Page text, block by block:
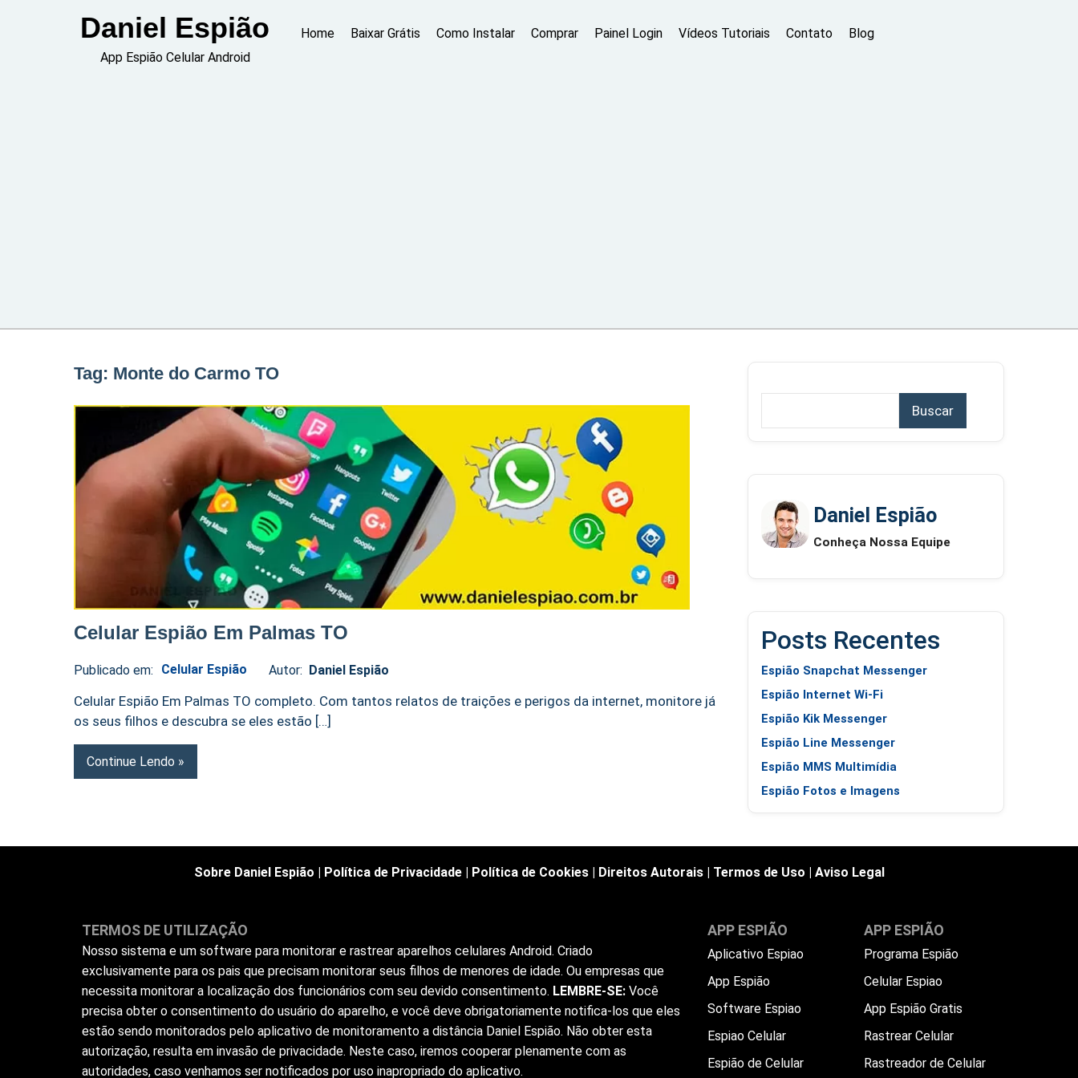
Daniel Espião
App Espião Celular Android
Home Baixar Grátis Como Instalar Comprar Painel Login Vídeos Tutoriais Contato Blog
Tag: Monte do Carmo TO
Celular Espião Em Palmas TO
Publicado em: Celular Espião Autor: Daniel Espião
Daniel
Espião
No
comments
Celular Espião Em Palmas TO completo. Com tantos relatos de traições e perigos da internet, monitore já
os seus filhos e descubra se eles estão […]
Continue Lendo
Daniel Espião
Conheça Nossa Equipe
Posts Recentes
Espião Snapchat Messenger
Espião Internet Wi-Fi
Espião Kik Messenger
Espião Line Messenger
Espião MMS Multimídia
Espião Fotos e Imagens
Sobre Daniel Espião Política de Privacidade| Política de Cookies| Direitos Autorais| Termos de Uso Aviso Legal
TERMOS DE UTILIZAÇÃO
Nosso sistema e um software para monitorar e rastrear aparelhos celulares Android. Criado
exclusivamente para os pais que precisam monitorar seus filhos de menores de idade. Ou empresas que
necessita monitorar a localização dos funcionários com seu devido consentimento. LEMBRE-SE: Você
precisa obter o consentimento do usuário do aparelho, e você deve obrigatoriamente notifica-los que eles
estão sendo monitorados pelo aplicativo de monitoramento a distância Daniel Espião. Não obter esta
autorização, resulta em invasão de privacidade. Neste caso, iremos cooperar plenamente com as
autoridades, caso venhamos ser notificados por uso inapropriado do aplicativo.
APP ESPIÃO
Aplicativo Espiao
App Espião
Software Espiao
Espiao Celular
Espião de Celular
APP ESPIÃO
Programa Espião
Celular Espiao
App Espião Gratis
Rastrear Celular
Rastreador de Celular